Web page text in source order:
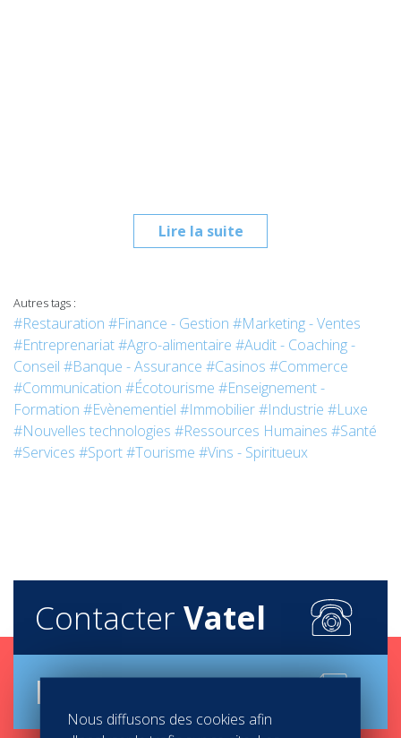
Lire la suite
Autres tags :
#Restauration #Finance - Gestion #Marketing - Ventes
#Entreprenariat#Agro-alimentaire #Audit - Coaching -
Conseil #Banque - Assurance #Casinos #Commerce
#Communication #Écotourisme #Enseignement -
Formation #Evènementiel #Immobilier#Industrie #Luxe
#Nouvelles technologies #Ressources Humaines #Santé
#Services #Sport#Tourisme #Vins - Spiritueux
Contacter Vatel
Brochure
Nous diffusons des cookies afin